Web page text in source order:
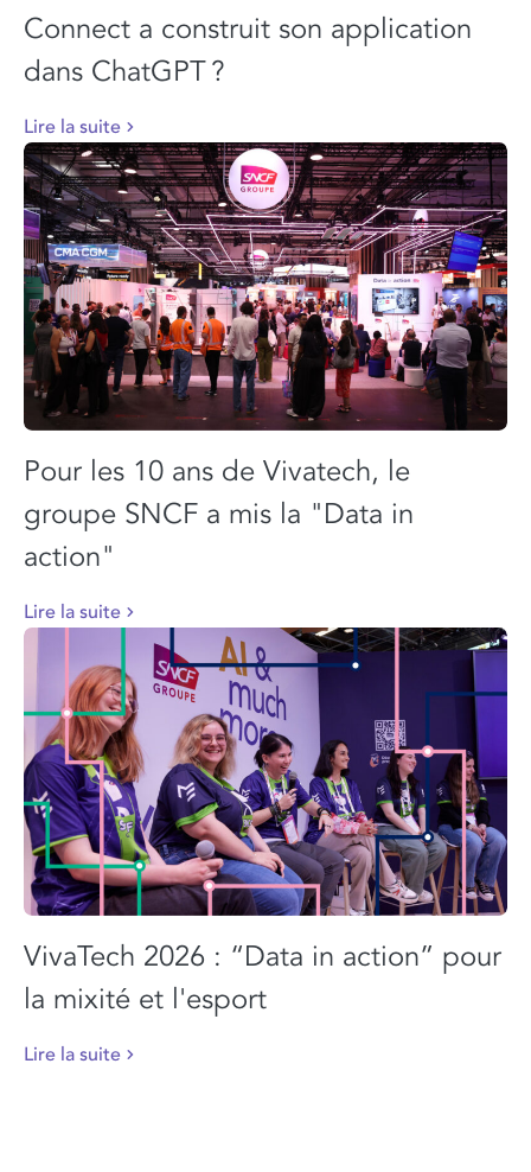
Connect a construit son application
dans ChatGPT ?
Lire la suite
Pour les 10 ans de Vivatech, le
groupe SNCF a mis la "Data in
action"
Lire la suite
VivaTech 2026 : “Data in action” pour
la mixité et l'esport
Lire la suite